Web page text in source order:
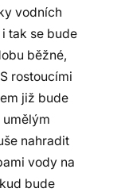
vodních
tak se bude
běžné,
rostoucími
již bude
nahradit
vody na
bude